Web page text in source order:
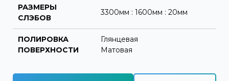
РАЗМЕРЫ
СЛЭБОВ
3300мм : 1600мм : 20мм
ПОЛИРОВКА
ПОВЕРХНОСТИ
Глянцевая
Матовая